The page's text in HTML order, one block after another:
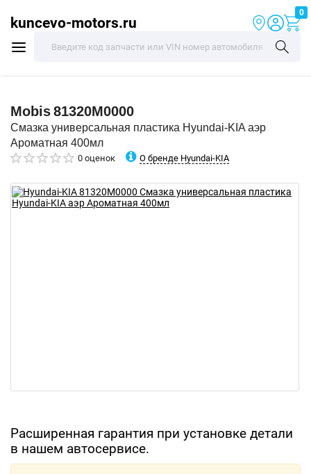
kuncevo-motors.ru
0
Mobis81320M0000
Смазка универсальная пластика Hyundai-KIA аэр
Ароматная 400мл
0 оценок О бренде Hyundai-KIA
Расширенная гарантия при установке детали
в нашем автосервисе.